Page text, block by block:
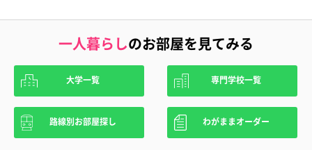
一人暮らしのお部屋を見てみる
大学一覧 専門学校一覧
路線別お部屋探し わがままオーダー